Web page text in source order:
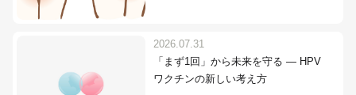
2026.07.31
「まず1回」から未来を守る ― HPV
ワクチンの新しい考え方